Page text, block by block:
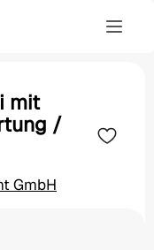
mit
/
GmbH